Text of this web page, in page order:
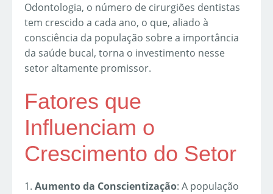
Odontologia, o número de cirurgiões dentistas
tem crescido a cada ano, o que, aliado à
consciência da população sobre a importância
da saúde bucal, torna o investimento nesse
setor altamente promissor.
Fatores que
Influenciam o
Crescimento do Setor
1. Aumento da Conscientização: A população